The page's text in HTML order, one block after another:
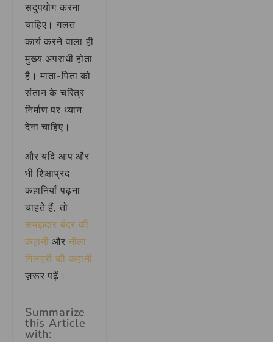
सदुपयोग करना
चाहिए। गलत
कार्य करने वाला ही
मुख्य अपराधी होता
है। माता-पिता को
संतान के चरित्र
निर्माण पर ध्यान
देना चाहिए।
और यदि आप और
भी शिक्षाप्रद
कहानियाँ पढ़ना
चाहते हैं, तो
समझदार बंदर की
कहानी और नीला
गिलहरी की कहानी
ज़रूर पढ़ें।
Summarize
this Article
with: